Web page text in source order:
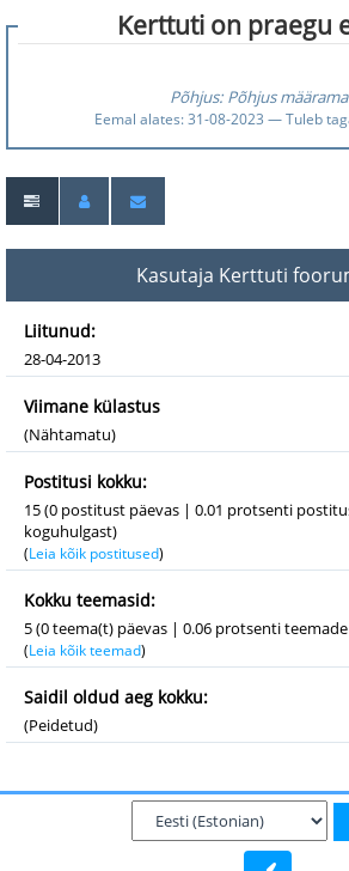
Kerttuti on praegu
Põhjus: Põhjus
Eemal alates: 31-08-2023 — Tuleb
Kasutaja Kerttuti
Liitunud:
28-04-2013
Viimane külastus
(Nähtamatu)
Postitusi kokku:
15 (0 postitust päevas | 0.01 protsenti
koguhulgast)
(Leia kõik postitused)
Kokku teemasid:
5 (0 teema(t) päevas | 0.06 protsenti
(Leia kõik teemad)
Saidil oldud aeg kokku:
(Peidetud)